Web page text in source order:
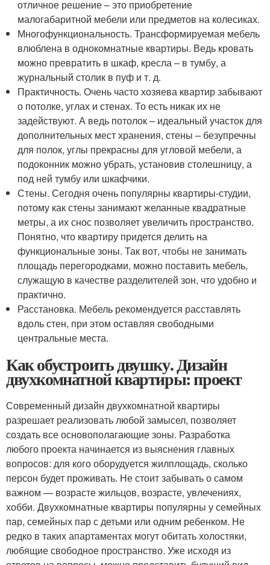
отличное решение – это приобретение
малогабаритной мебели или предметов на колесиках.
Многофункциональность. Трансформируемая мебель
влюблена в однокомнатные квартиры. Ведь кровать
можно превратить в шкаф, кресла – в тумбу, а
журнальный столик в пуф и т. д.
Практичность. Очень часто хозяева квартир забывают
о потолке, углах и стенах. То есть никак их не
задействуют. А ведь потолок – идеальный участок для
дополнительных мест хранения, стены – безупречны
для полок, углы прекрасны для угловой мебели, а
подоконник можно убрать, установив столешницу, а
под ней тумбу или шкафчики.
Стены. Сегодня очень популярны квартиры-студии,
потому как стены занимают желанные квадратные
метры, а их снос позволяет увеличить пространство.
Понятно, что квартиру придется делить на
функциональные зоны. Так вот, чтобы не занимать
площадь перегородками, можно поставить мебель,
служащую в качестве разделителей зон, что удобно и
практично.
Расстановка. Мебель рекомендуется расставлять
вдоль стен, при этом оставляя свободными
центральные места.
Как обустроить двушку. Дизайн
двухкомнатной квартиры: проект
Современный дизайн двухкомнатной квартиры
разрешает реализовать любой замысел, позволяет
создать все основополагающие зоны. Разработка
любого проекта начинается из выяснения главных
вопросов: для кого оборудуется жилплощадь, сколько
персон будет проживать. Не стоит забывать о самом
важном — возрасте жильцов, возрасте, увлечениях,
хобби. Двухкомнатные квартиры популярны у семейных
пар, семейных пар с детьми или одним ребенком. Не
редко в таких апартаментах могут обитать холостяки,
любящие свободное пространство. Уже исходя из